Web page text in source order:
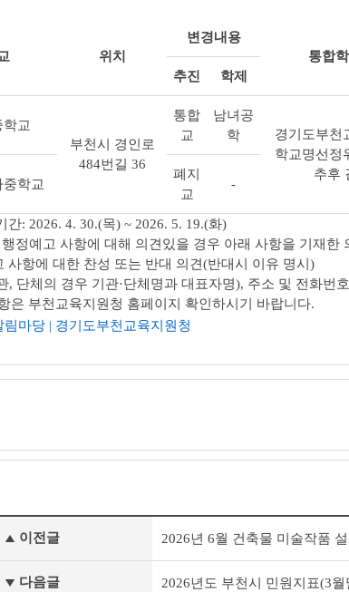
위치
변경내용
통합
추진
학제
학교
부천시 경인로
484번길 36
통합
교
남녀공
학
경기도부천
학교명선정
추후
학교
폐지
교
-
간: 2026. 4. 30.(목) ~ 2026. 5. 19.(화)
정예고 사항에 대해 의견있을 경우 아래 사항을 기재
사항에 대한 찬성 또는 반대 의견(반대시 이유 명시)
, 단체의 경우 기관·단체명과 대표자명), 주소 및 전화번호
은 부천교육지원청 홈페이지 확인하시기 바랍니다.
림마당 | 경기도부천교육지원청
이전글 2026년 6월 건축물 미술작품
다음글 2026년도 부천시 민원지표(3월